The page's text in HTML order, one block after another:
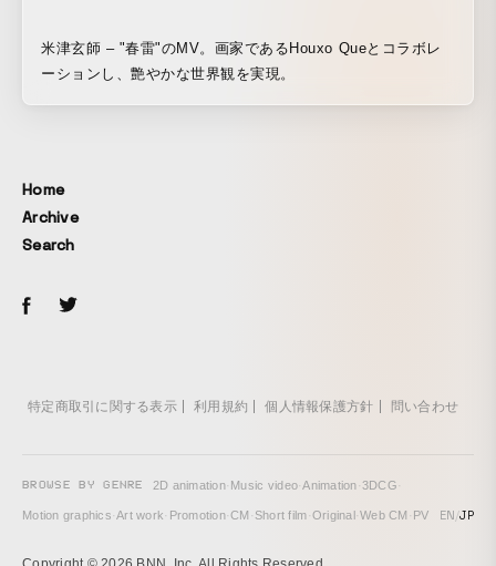
米津玄師 – "春雷"のMV。画家であるHouxo Queとコラボレ
ーションし、艶やかな世界観を実現。
Home
Archive
Search
特定商取引に関する表示 利用規約 個人情報保護方針 問い合わせ
BROWSE BY GENRE 2D animation· Music video·Animation·3DCG·
Motion graphics·Art work· Promotion·CM · Short film·Original ·Web CM · PV EN/JP